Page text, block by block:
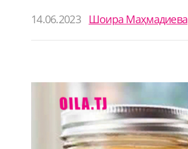
14.06.2023 Шоира Маҳмадиева